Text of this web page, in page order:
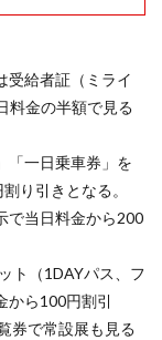
受給者証（ミライ
料金の半額で見る
「一日乗車券」を
り引きとなる。
で当日料金から200
ト（1DAYパス、フ
から100円割引
券で常設展も見る